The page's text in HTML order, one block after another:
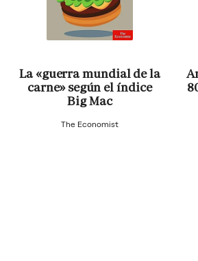
La «guerra mundial de la
carne» según el índice
Big Mac
The Economist